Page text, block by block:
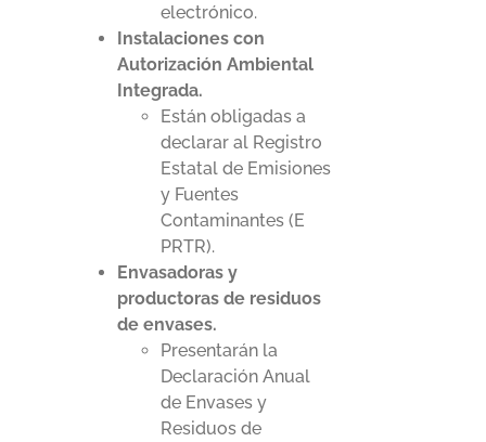
electrónico.
Instalaciones con
Autorización Ambiental
Integrada.
Están obligadas a
declarar al Registro
Estatal de Emisiones
y Fuentes
Contaminantes (E
PRTR).
Envasadoras y
productoras de residuos
de envases.
Presentarán la
Declaración Anual
de Envases y
Residuos de